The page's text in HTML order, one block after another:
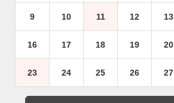
9 10 11 12 13
16 17 18 19 20
23 24 25 26 27